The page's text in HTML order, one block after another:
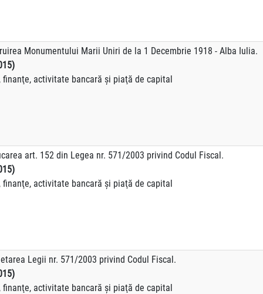
Monumentului Marii Uniri de la 1 Decembrie 1918 - Alba Iulia.
activitate bancară şi piaţă de capital
art. 152 din Legea nr. 571/2003 privind Codul Fiscal.
activitate bancară şi piaţă de capital
Legii nr. 571/2003 privind Codul Fiscal.
activitate bancară şi piaţă de capital